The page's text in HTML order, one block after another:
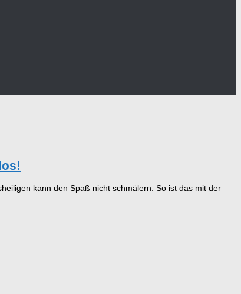
kann den Spaß nicht schmälern. So ist das mit der